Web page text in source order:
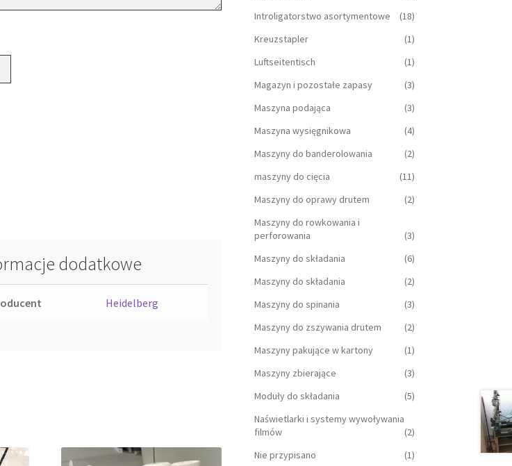
dodatkowe
Heidelberg
Introligatorstwo asortymentowe
(18)
Kreuzstapler
(1)
Luftseitentisch
(1)
Magazyn i pozostałe zapasy
(3)
Maszyna podająca
(3)
Maszyna wysięgnikowa
(4)
Maszyny do banderolowania
(2)
maszyny do cięcia
(11)
Maszyny do oprawy drutem
(2)
Maszyny do rowkowania i
perforowania
(3)
Maszyny do składania
(6)
Maszyny do składania
(2)
Maszyny do spinania
(3)
Maszyny do zszywania drutem
(2)
Maszyny pakujące w kartony
(1)
Maszyny zbierające
(3)
Moduły do składania
(5)
Naświetlarki i systemy wywoływania
filmów
(2)
Nie przypisano
(1)